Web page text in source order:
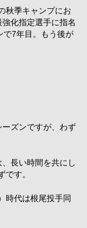
秋季キャンプにお
化指定選手に指名
で7年目。もう後が
ズンですが、わず
長い時間を共にし
す。
時代は根尾投手同